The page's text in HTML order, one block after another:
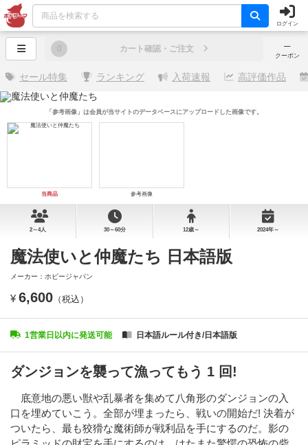
ログイン
─
クーポン
0 カート確認・ご注文
セール特集 ランキング 入荷速報 高評価作品
当商品 参考画像
「参考画像」は会員が当サイトのデータベースにアップロードした画像です。
2～4人 30～60分 12歳～ 2024年～
魔法使いと仲魔たち 日本語版
メーカー：ホビージャパン
¥ 6,600 （税込）
1営業日以内に発送可能 日本語ルール付き/日本語版
ダンジョンを襲って漁ってもう 1 回!
底意地の悪い獣や乱暴者を集めて八角形のダンジョンの入
口を埋めていこう。全部が埋まったら、戦いの開始だ! 決着が
ついたら、最も狡猾な魔術師が戦利品を手にするのだ。影の